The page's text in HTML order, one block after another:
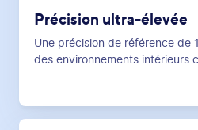
Précision ultra-élevée
Une précision de référence de
des environnements intérieurs